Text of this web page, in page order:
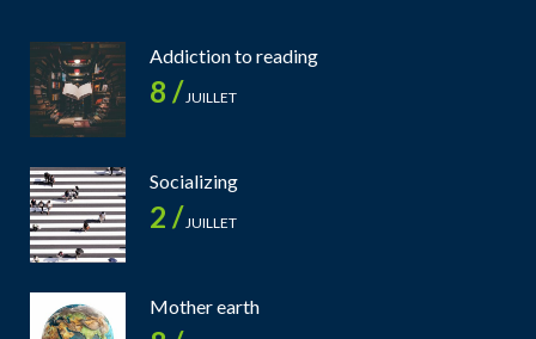
Addiction to reading
8 /JUILLET
Socializing
2 /JUILLET
Mother earth